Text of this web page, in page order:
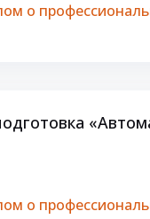
о
о